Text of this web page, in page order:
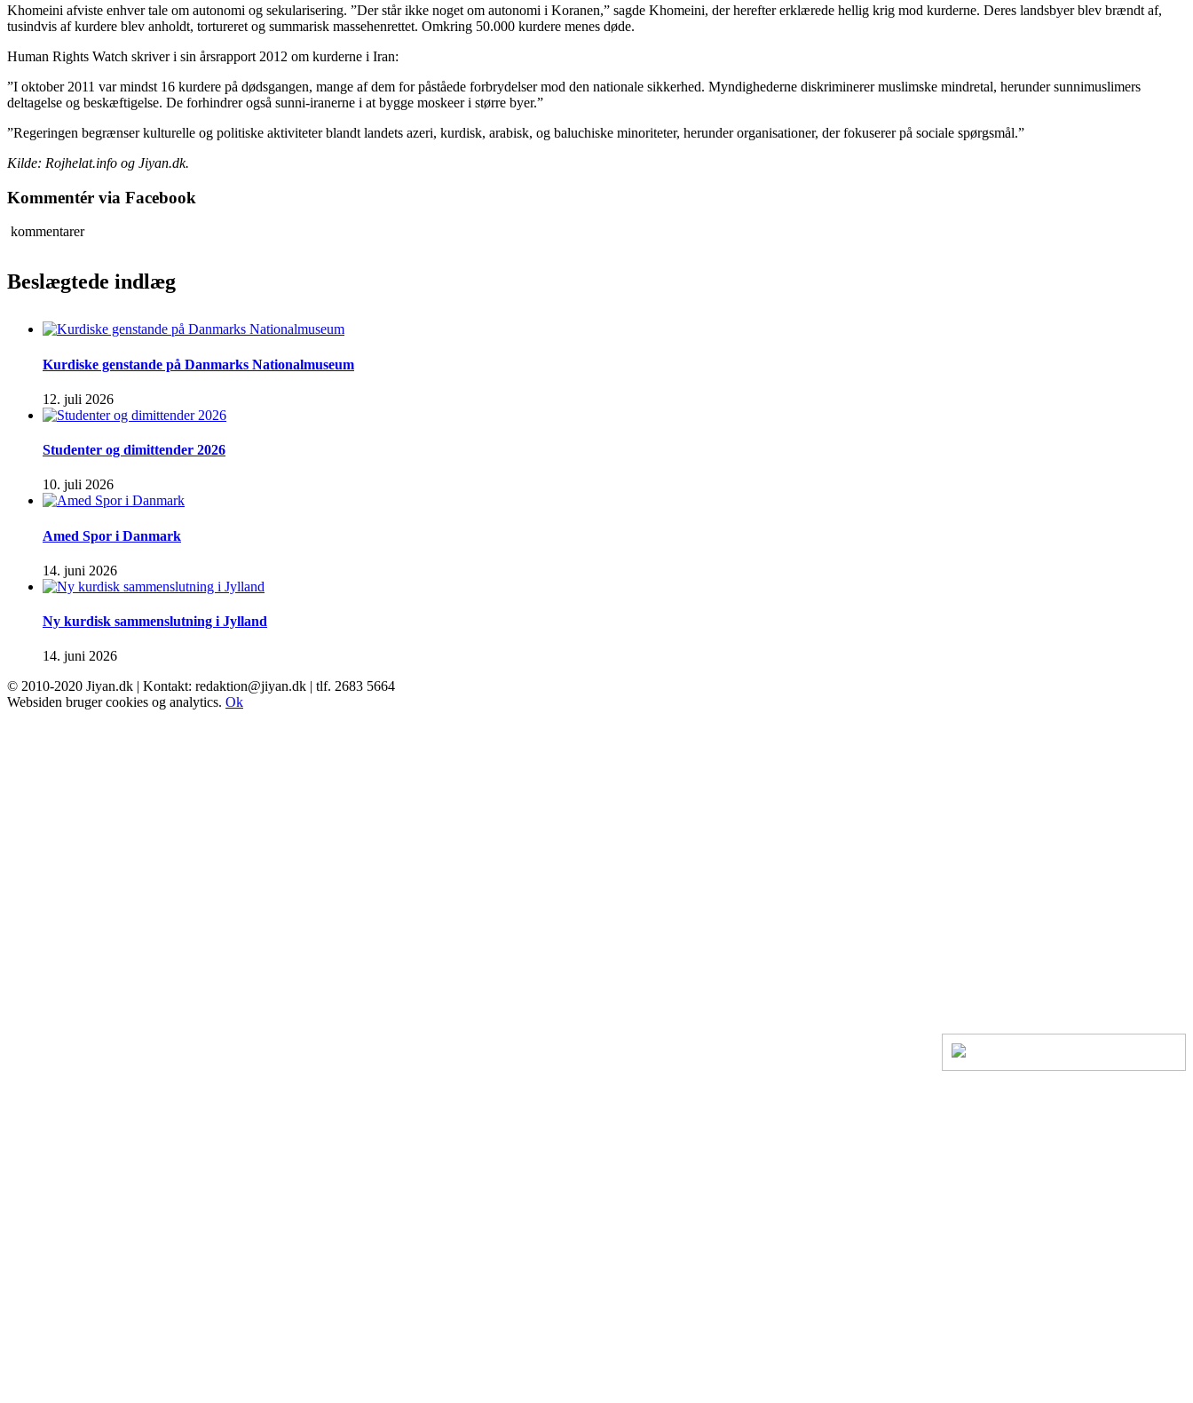
Khomeini afviste enhver tale om autonomi og sekularisering. ”Der står ikke noget om autonomi i Koranen,” sagde Khomeini, der herefter erklærede hellig krig mod kurderne. Deres landsbyer blev brændt af,
tusindvis af kurdere blev anholdt, tortureret og summarisk massehenrettet. Omkring 50.000 kurdere menes døde.
Human Rights Watch skriver i sin årsrapport 2012 om kurderne i Iran:
”I oktober 2011 var mindst 16 kurdere på dødsgangen, mange af dem for påståede forbrydelser mod den nationale sikkerhed. Myndighederne diskriminerer muslimske mindretal, herunder sunnimuslimers
deltagelse og beskæftigelse. De forhindrer også sunni-iranerne i at bygge moskeer i større byer.”
”Regeringen begrænser kulturelle og politiske aktiviteter blandt landets azeri, kurdisk, arabisk, og baluchiske minoriteter, herunder organisationer, der fokuserer på sociale spørgsmål.”
Kilde: Rojhelat.info og Jiyan.dk.
Kommentér via Facebook
kommentarer
Beslægtede indlæg
Kurdiske genstande på Danmarks Nationalmuseum
12. juli 2026
Studenter og dimittender 2026
10. juli 2026
Amed Spor i Danmark
14. juni 2026
Ny kurdisk sammenslutning i Jylland
14. juni 2026
© 2010-2020 Jiyan.dk | Kontakt: redaktion@jiyan.dk | tlf. 2683 5664
facebook
twitter
Websiden bruger cookies og analytics. Ok